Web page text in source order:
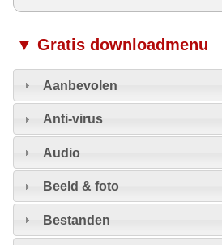
▼ Gratis downloadmenu
Aanbevolen
Anti-virus
Audio
Beeld & foto
Bestanden